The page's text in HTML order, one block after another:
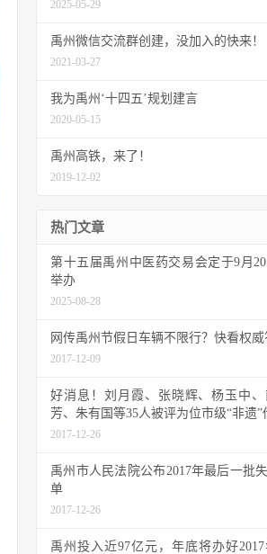
2025-05-29
禹州微信交流群创建，没加入的快来！
2021-03-27
我为禹州‘十四五’规划建言
2020-05-15
禹州高铁，来了！
2019-12-02
热门文章
第十五届禹州中医药交易会定于9月
举办
2025-08-28
网传禹州节假日车辆不限行？快看权威
2017-12-09
好消息！刘月霞、张晓辉、杨玉中、
芳、朱有国等35人被评为位市级“非遗”
2017-12-26
禹州市人民法院公布2017年最后一批
单
2017-12-26
禹州投入近97亿元，年底将办好